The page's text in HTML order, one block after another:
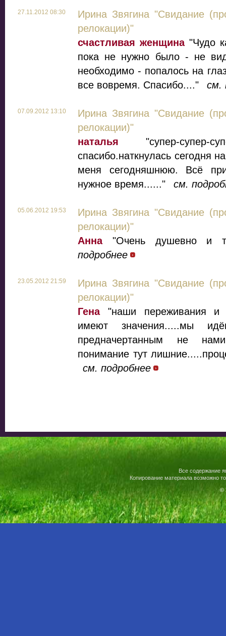
27.11.2012 08:30
Ирина Звягина "Свидание
релокации)"
счастливая женщина"Чудо
пока не нужно было - не
необходимо - попалось на
все вовремя. Спасибо...."
см.
07.09.2012 13:10
Ирина Звягина "Свидание
релокации)"
наталья "супер-супер-
спасибо.наткнулась сегодня
меня сегодняшнюю. Всё
нужное время......"
см.
05.06.2012 19:53
Ирина Звягина "Свидание
релокации)"
Анна"Очень душевно и
подробнее
23.05.2012 21:59
Ирина Звягина "Свидание
релокации)"
Гена"наши переживания и
имеют значения.....мы
предначертанным не
понимание тут
см. подробнее
Все содержание
Копирование материала возможно
©